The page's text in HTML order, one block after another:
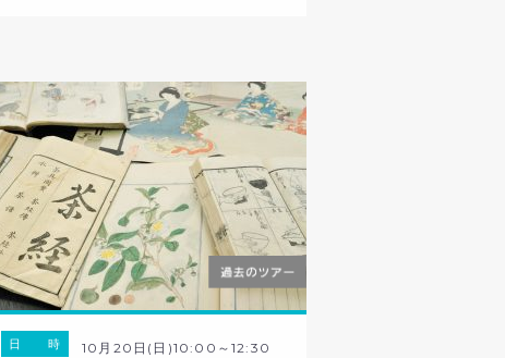
日 時 10月20日(日)10:00～12:30